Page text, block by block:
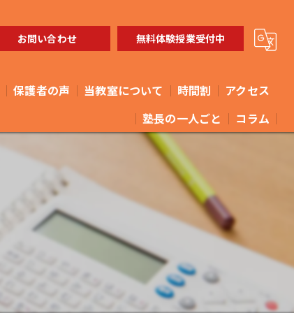
お問い合わせ 無料体験授業受付中
保護者の声 当教室について
体験
時間割 アクセス
やまなみ進学教室 馬橋教室
やまなみ進学教室 矢切教室
塾長の一人ごと コラム